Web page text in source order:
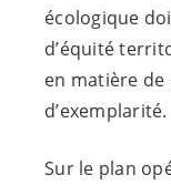
écologique
d’équité
en matière
d’exemplarité.
Sur le plan